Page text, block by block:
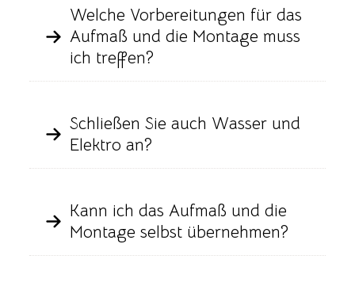
Welche Vorbereitungen für das
Aufmaß und die Montage muss
ich treffen?
Schließen Sie auch Wasser und
Elektro an?
Kann ich das Aufmaß und die
Montage selbst übernehmen?